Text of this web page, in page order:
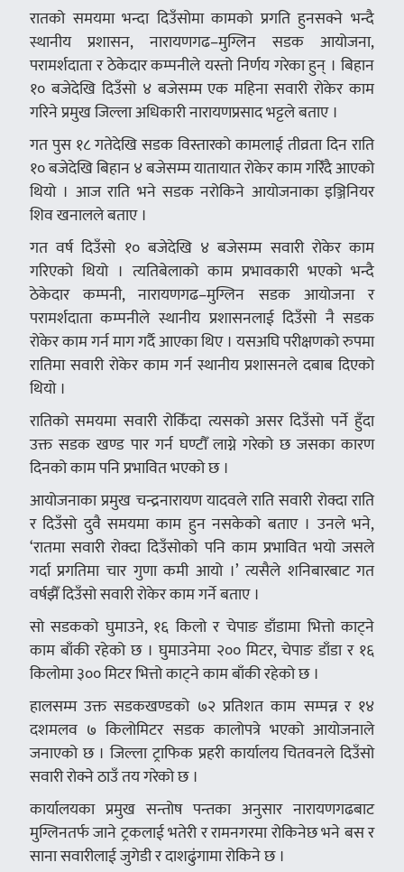
रातको समयमा भन्दा दिउँसोमा कामको प्रगति हुनसक्ने भन्दै
स्थानीय प्रशासन, नारायणगढ–मुग्लिन सडक आयोजना,
परामर्शदाता र ठेकेदार कम्पनीले यस्तो निर्णय गरेका हुन् । बिहान
१० बजेदेखि दिउँसो ४ बजेसम्म एक महिना सवारी रोकेर काम
गरिने प्रमुख जिल्ला अधिकारी नारायणप्रसाद भट्टले बताए ।
गत पुस १८ गतेदेखि सडक विस्तारको कामलाई तीव्रता दिन राति
१० बजेदेखि बिहान ४ बजेसम्म यातायात रोकेर काम गरिँदै आएको
थियो । आज राति भने सडक नरोकिने आयोजनाका इञ्जिनियर
शिव खनालले बताए ।
गत वर्ष दिउँसो १० बजेदेखि ४ बजेसम्म सवारी रोकेर काम
गरिएको थियो । त्यतिबेलाको काम प्रभावकारी भएको भन्दै
ठेकेदार कम्पनी, नारायणगढ–मुग्लिन सडक आयोजना र
परामर्शदाता कम्पनीले स्थानीय प्रशासनलाई दिउँसो नै सडक
रोकेर काम गर्न माग गर्दै आएका थिए । यसअघि परीक्षणको रुपमा
रातिमा सवारी रोकेर काम गर्न स्थानीय प्रशासनले दबाब दिएको
थियो ।
रातिको समयमा सवारी रोकिँदा त्यसको असर दिउँसो पर्ने हुँदा
उक्त सडक खण्ड पार गर्न घण्टौँ लाग्ने गरेको छ जसका कारण
दिनको काम पनि प्रभावित भएको छ ।
आयोजनाका प्रमुख चन्द्रनारायण यादवले राति सवारी रोक्दा राति
र दिउँसो दुवै समयमा काम हुन नसकेको बताए । उनले भने,
‘रातमा सवारी रोक्दा दिउँसोको पनि काम प्रभावित भयो जसले
गर्दा प्रगतिमा चार गुणा कमी आयो ।’ त्यसैले शनिबारबाट गत
वर्षझैँ दिउँसो सवारी रोकेर काम गर्ने बताए ।
सो सडकको घुमाउने, १६ किलो र चेपाङ डाँडामा भित्तो काट्ने
काम बाँकी रहेको छ । घुमाउनेमा २०० मिटर, चेपाङ डाँडा र १६
किलोमा ३०० मिटर भित्तो काट्ने काम बाँकी रहेको छ ।
हालसम्म उक्त सडकखण्डको ७२ प्रतिशत काम सम्पन्न र १४
दशमलव ७ किलोमिटर सडक कालोपत्रे भएको आयोजनाले
जनाएको छ । जिल्ला ट्राफिक प्रहरी कार्यालय चितवनले दिउँसो
सवारी रोक्ने ठाउँ तय गरेको छ ।
कार्यालयका प्रमुख सन्तोष पन्तका अनुसार नारायणगढबाट
मुग्लिनतर्फ जाने ट्रकलाई भतेरी र रामनगरमा रोकिनेछ भने बस र
साना सवारीलाई जुगेडी र दाशढुंगामा रोकिने छ ।